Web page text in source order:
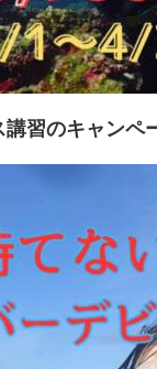
習のキャンペ